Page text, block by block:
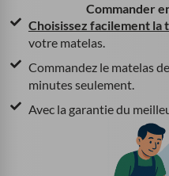
Commander
Choisissez facilement la
votre matelas.
Commandez le matelas
minutes seulement.
Avec la garantie du